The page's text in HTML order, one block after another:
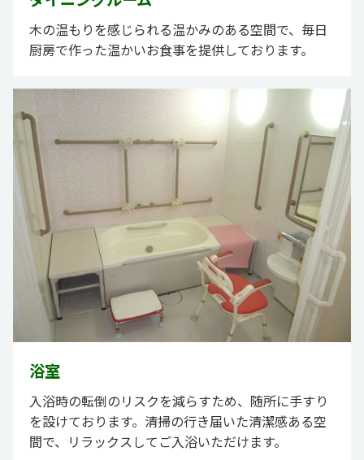
木の温もりを感じられる温かみのある空間で、毎日
厨房で作った温かいお食事を提供しております。
浴室
入浴時の転倒のリスクを減らすため、随所に手すり
を設けております。清掃の行き届いた清潔感ある空
間で、リラックスしてご入浴いただけます。